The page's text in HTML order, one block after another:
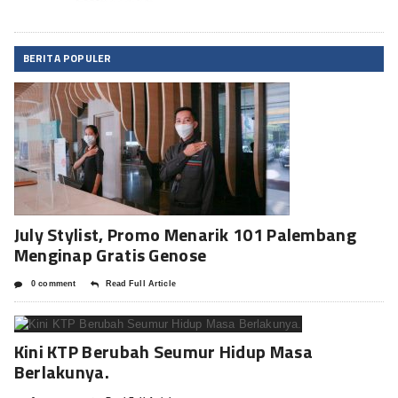
BERITA POPULER
July Stylist, Promo Menarik 101 Palembang
Menginap Gratis Genose
0 comment Read Full Article
Kini KTP Berubah Seumur Hidup Masa
Berlakunya.